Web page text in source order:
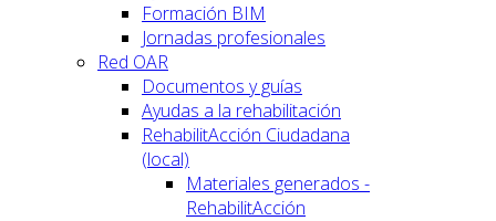
Formación BIM
Jornadas profesionales
Red OAR
Documentos y guías
Ayudas a la rehabilitación
RehabilitAcción Ciudadana
(local)
Materiales generados -
RehabilitAcción